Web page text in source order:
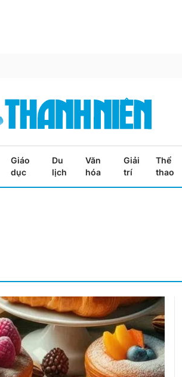
Giáo
dục
Du
lịch
Văn
hóa
Giải
trí
Thể
thao